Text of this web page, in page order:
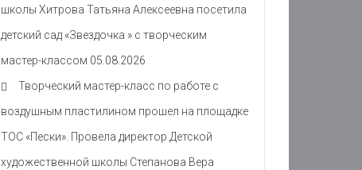
школы Хитрова Татьяна Алексеевна посетила
детский сад «Звездочка » с творческим
мастер-классом 05.08.2026
Творческий мастер-класс по работе с
воздушным пластилином прошел на площадке
ТОС «Пески». Провела директор Детской
художественной школы Степанова Вера